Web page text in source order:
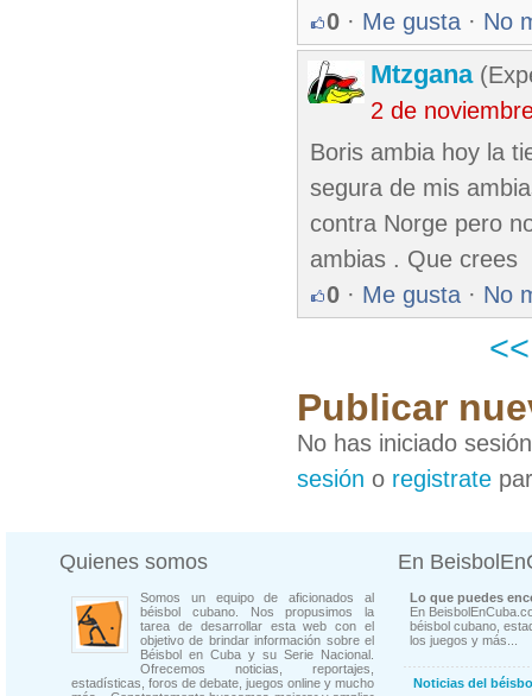
0 · Me gusta · No
Mtzgana
2 de
Boris ambia hoy la
segura de mis
contra Norge pero
ambias . Que crees
0 · Me gusta · No
Publicar
No has iniciado
sesión o registrate
Quienes somos
Somos un equipo de aficionados al
béisbol cubano. Nos propusimos la
tarea de desarrollar esta web con el
objetivo de brindar información sobre el
Béisbol en Cuba y su Serie Nacional.
Ofrecemos noticias, reportajes,
estadísticas, foros de debate, juegos online y mucho
En
Lo que puedes
En
béisbol cubano,
los juegos y más...
Noticias del